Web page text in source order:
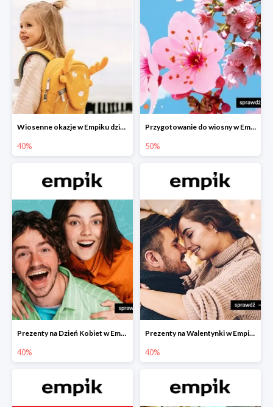
Wiosenne okazje w Empiku dziecko w podróży do -40%
40%
Przygotowanie do wiosny w Empiku - setki produktów do -50%
50%
Prezenty na Dzień Kobiet w Empiku do -40%
40%
Prezenty na Walentynki w Empiku do -40%
40%